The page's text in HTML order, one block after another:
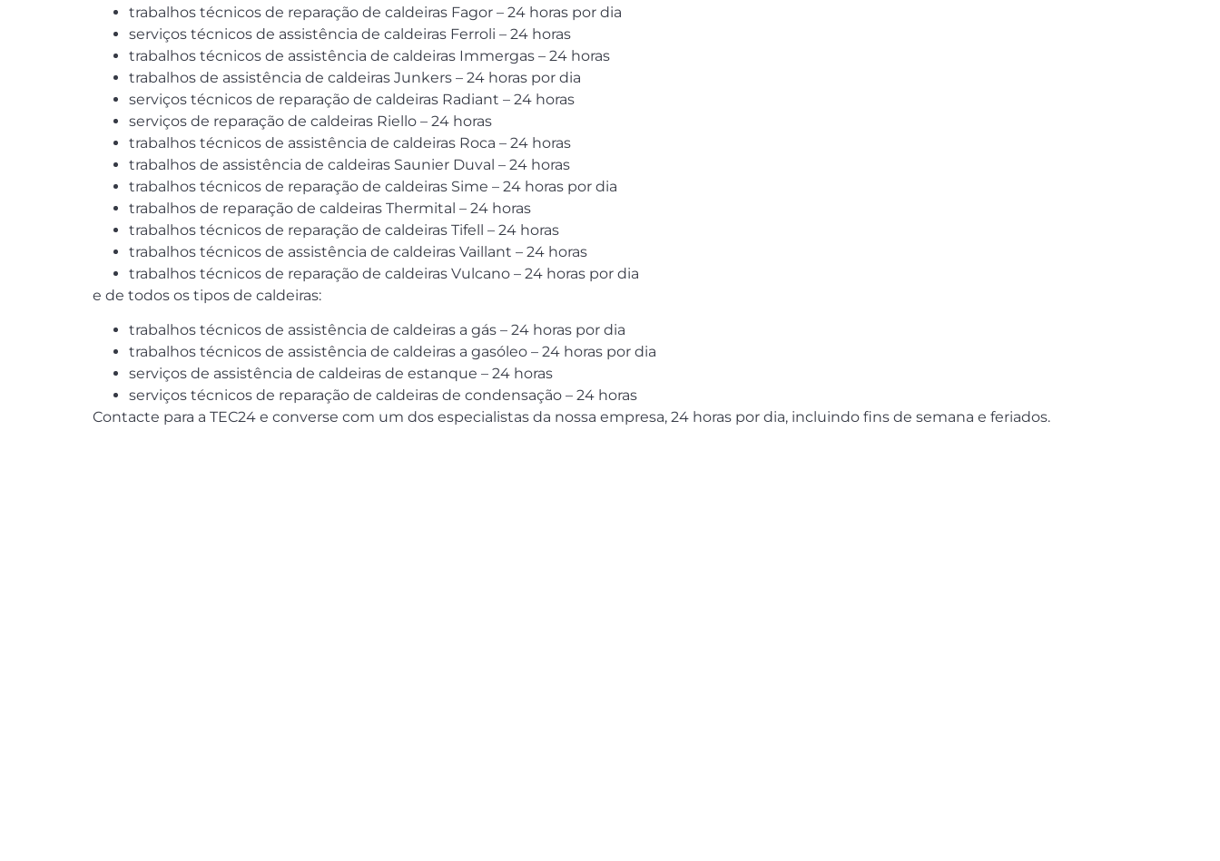
trabalhos técnicos de reparação de caldeiras Fagor – 24 horas por dia
serviços técnicos de assistência de caldeiras Ferroli – 24 horas
trabalhos técnicos de assistência de caldeiras Immergas – 24 horas
trabalhos de assistência de caldeiras Junkers – 24 horas por dia
serviços técnicos de reparação de caldeiras Radiant – 24 horas
serviços de reparação de caldeiras Riello – 24 horas
trabalhos técnicos de assistência de caldeiras Roca – 24 horas
trabalhos de assistência de caldeiras Saunier Duval – 24 horas
trabalhos técnicos de reparação de caldeiras Sime – 24 horas por dia
trabalhos de reparação de caldeiras Thermital – 24 horas
trabalhos técnicos de reparação de caldeiras Tifell – 24 horas
trabalhos técnicos de assistência de caldeiras Vaillant – 24 horas
trabalhos técnicos de reparação de caldeiras Vulcano – 24 horas por dia
e de todos os tipos de caldeiras:
trabalhos técnicos de assistência de caldeiras a gás – 24 horas por dia
trabalhos técnicos de assistência de caldeiras a gasóleo – 24 horas por dia
serviços de assistência de caldeiras de estanque – 24 horas
serviços técnicos de reparação de caldeiras de condensação – 24 horas
Contacte para a TEC24 e converse com um dos especialistas da nossa empresa, 24 horas por dia, incluindo fins de semana e feriados.